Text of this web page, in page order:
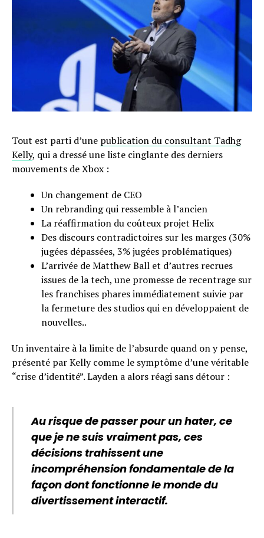
Tout est parti d’une publication du consultant Tadhg
Kelly, qui a dressé une liste cinglante des derniers
mouvements de Xbox :
Un changement de CEO
Un rebranding qui ressemble à l’ancien
La réaffirmation du coûteux projet Helix
Des discours contradictoires sur les marges (30%
jugées dépassées, 3% jugées problématiques)
L’arrivée de Matthew Ball et d’autres recrues
issues de la tech, une promesse de recentrage sur
les franchises phares immédiatement suivie par
la fermeture des studios qui en développaient de
nouvelles..
Un inventaire à la limite de l’absurde quand on y pense,
présenté par Kelly comme le symptôme d’une véritable
“crise d’identité”. Layden a alors réagi sans détour :
Au risque de passer pour un hater, ce
que je ne suis vraiment pas, ces
décisions trahissent une
incompréhension fondamentale de la
façon dont fonctionne le monde du
divertissement interactif.